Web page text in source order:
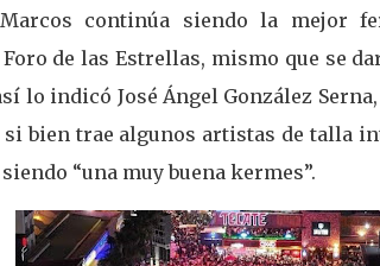
continúa siendo la mejor
de las Estrellas, mismo que se
lo indicó José Ángel González
si bien trae algunos artistas de talla
“una muy buena kermes”.